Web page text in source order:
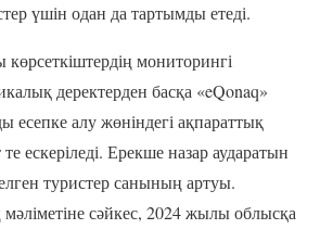
үшін одан да тартымды етеді.
мониторингі
деректерден басқа «eQonaq»
есепке алу жөніндегі ақпараттық
ескеріледі. Ерекше назар аударатын
туристер санының артуы.
е сәйкес, 2024 жылы облысқа